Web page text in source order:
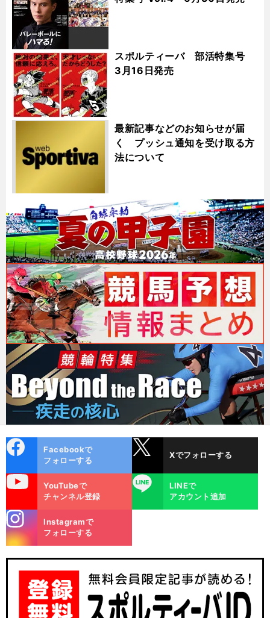
スポルティーバ 部活特集号
3月16日発売
最新記事などのお知らせが届
く プッシュ通知を受け取る方
法について
ok
Facebookで
フォローする
Xでフォローする
YouTubeで
チャンネル登録
LINE
LINEで
アカウント追加
m
Instagramで
フォローする